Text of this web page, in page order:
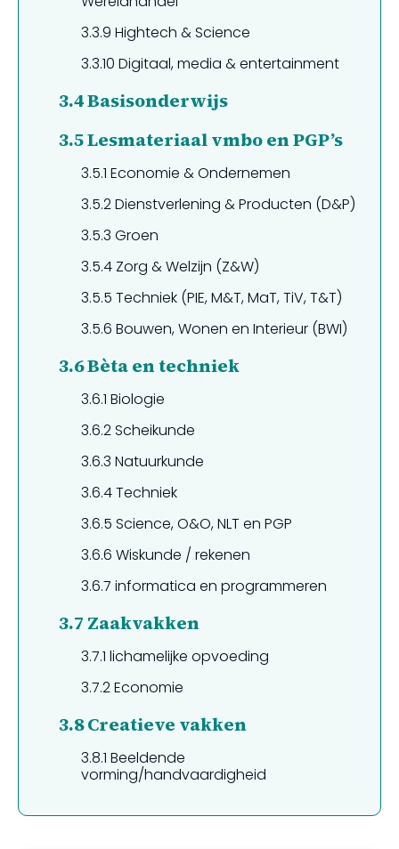
3.3.9 Hightech & Science
3.3.10 Digitaal, media & entertainment
3.4Basisonderwijs
3.5Lesmateriaal vmbo en PGP’s
3.5.1 Economie & Ondernemen
3.5.2Dienstverlening & Producten (D&P)
3.5.3 Groen
3.5.4 Zorg & Welzijn (Z&W)
3.5.5 Techniek (PIE, M&T, MaT, TiV, T&T)
3.5.6 Bouwen, Wonen en Interieur (BWI)
3.6Bèta en techniek
3.6.1 Biologie
3.6.2Scheikunde
3.6.3 Natuurkunde
3.6.4Techniek
3.6.5 Science, O&O, NLT en PGP
3.6.6 Wiskunde / rekenen
3.6.7 informatica en programmeren
3.7 Zaakvakken
3.7.1 lichamelijke opvoeding
3.7.2Economie
3.8Creatieve vakken
3.8.1 Beeldende
vorming/handvaardigheid